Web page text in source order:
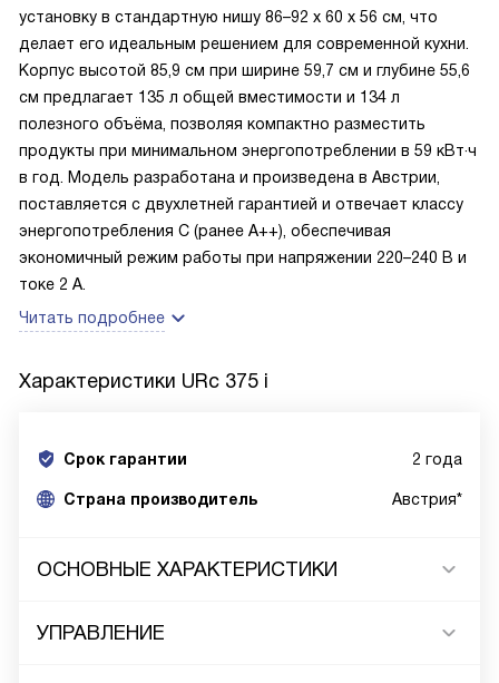
установку в стандартную нишу 86–92 х 60 х 56 см, что
делает его идеальным решением для современной кухни.
Корпус высотой 85,9 см при ширине 59,7 см и глубине 55,6
см предлагает 135 л общей вместимости и 134 л
полезного объёма, позволяя компактно разместить
продукты при минимальном энергопотреблении в 59 кВт·ч
в год. Модель разработана и произведена в Австрии,
поставляется с двухлетней гарантией и отвечает классу
энергопотребления C (ранее A++), обеспечивая
экономичный режим работы при напряжении 220–240 В и
токе 2 А.
Читать подробнее
Характеристики URc 375 i
Срок гарантии 2 года
Cтрана производитель Австрия*
ОСНОВНЫЕ ХАРАКТЕРИСТИКИ
УПРАВЛЕНИЕ